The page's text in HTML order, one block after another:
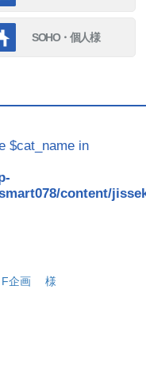
SOHO・個人様
$cat_name in
content/
F企画 様